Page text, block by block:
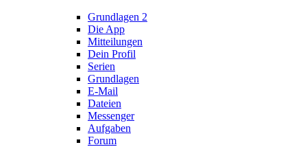
Grundlagen 2
Die App
Mitteilungen
Dein Profil
Serien
Grundlagen
E-Mail
Dateien
Messenger
Aufgaben
Forum